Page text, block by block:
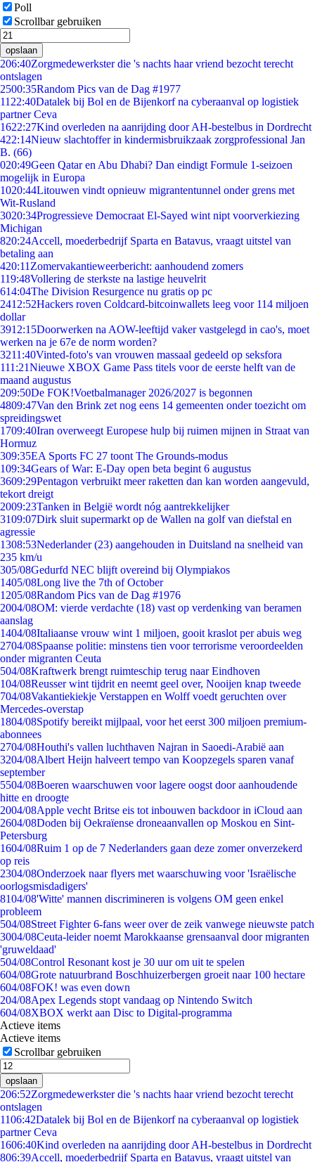
Poll
Scrollbar gebruiken
opslaan
206:40Zorgmedewerkster die 's nachts haar vriend bezocht terecht
ontslagen
2500:35Random Pics van de Dag #1977
11 22:40Datalek bij Bol en de Bijenkorf na cyberaanval op logistiek
partner Ceva
1622:27Kind overleden na aanrijding door AH-bestelbus in Dordrecht
422:14Nieuw slachtoffer in kindermisbruikzaak zorgprofessional Jan
B. (66)
020:49Geen Qatar en Abu Dhabi? Dan eindigt Formule 1-seizoen
mogelijk in Europa
1020:44Litouwen vindt opnieuw migrantentunnel onder grens met
Wit-Rusland
3020:34Progressieve Democraat El-Sayed wint nipt voorverkiezing
Michigan
820:24Accell, moederbedrijf Sparta en Batavus, vraagt uitstel van
betaling aan
420:11 Zomervakantieweerbericht: aanhoudend zomers
119:48Vollering de sterkste na lastige heuvelrit
614:04The Division Resurgence nu gratis op pc
2412:52Hackers roven Coldcard-bitcoinwallets leeg voor 114 miljoen
dollar
3912:15Doorwerken na AOW-leeftijd vaker vastgelegd in cao's, moet
werken na je 67e de norm worden?
3211:40Vinted-foto's van vrouwen massaal gedeeld op seksfora
111:21Nieuwe XBOX Game Pass titels voor de eerste helft van de
maand augustus
209:50De FOK!Voetbalmanager 2026/2027 is begonnen
4809:47Van den Brink zet nog eens 14 gemeenten onder toezicht om
spreidingswet
1709:40Iran overweegt Europese hulp bij ruimen mijnen in Straat van
Hormuz
309:35EA Sports FC 27 toont The Grounds-modus
109:34Gears of War: E-Day open beta begint 6 augustus
3609:29Pentagon verbruikt meer raketten dan kan worden aangevuld,
tekort dreigt
2009:23Tanken in België wordt nóg aantrekkelijker
3109:07Dirk sluit supermarkt op de Wallen na golf van diefstal en
agressie
1308:53Nederlander (23) aangehouden in Duitsland na snelheid van
235 km/u
305/08Gedurfd NEC blijft overeind bij Olympiakos
1405/08Long live the 7th of October
1205/08Random Pics van de Dag #1976
2004/08OM: vierde verdachte (18) vast op verdenking van beramen
aanslag
1404/08Italiaanse vrouw wint 1 miljoen, gooit kraslot per abuis weg
2704/08Spaanse politie: minstens tien voor terrorisme veroordeelden
onder migranten Ceuta
504/08Kraftwerk brengt ruimteschip terug naar Eindhoven
104/08Reusser wint tijdrit en neemt geel over, Nooijen knap tweede
704/08Vakantiekiekje Verstappen en Wolff voedt geruchten over
Mercedes-overstap
1804/08Spotify bereikt mijlpaal, voor het eerst 300 miljoen premium-
abonnees
2704/08Houthi's vallen luchthaven Najran in Saoedi-Arabië aan
3204/08Albert Heijn halveert tempo van Koopzegels sparen vanaf
september
5504/08Boeren waarschuwen voor lagere oogst door aanhoudende
hitte en droogte
2004/08Apple vecht Britse eis tot inbouwen backdoor in iCloud aan
2604/08Doden bij Oekraïense droneaanvallen op Moskou en Sint-
Petersburg
1604/08Ruim 1 op de 7 Nederlanders gaan deze zomer onverzekerd
op reis
2304/08Onderzoek naar flyers met waarschuwing voor 'Israëlische
oorlogsmisdadigers'
8104/08'Witte' mannen discrimineren is volgens OM geen enkel
probleem
504/08Street Fighter 6-fans weer over de zeik vanwege nieuwste patch
3004/08Ceuta-leider noemt Marokkaanse grensaanval door migranten
'gruweldaad'
504/08Control Resonant kost je 30 uur om uit te spelen
604/08Grote natuurbrand Boschhuizerbergen groeit naar 100 hectare
604/08FOK! was even down
204/08Apex Legends stopt vandaag op Nintendo Switch
604/08XBOX werkt aan Disc to Digital-programma
Actieve items
Actieve items
Scrollbar gebruiken
opslaan
206:52Zorgmedewerkster die 's nachts haar vriend bezocht terecht
ontslagen
1106:42Datalek bij Bol en de Bijenkorf na cyberaanval op logistiek
partner Ceva
1606:40Kind overleden na aanrijding door AH-bestelbus in Dordrecht
806:39Accell, moederbedrijf Sparta en Batavus, vraagt uitstel van